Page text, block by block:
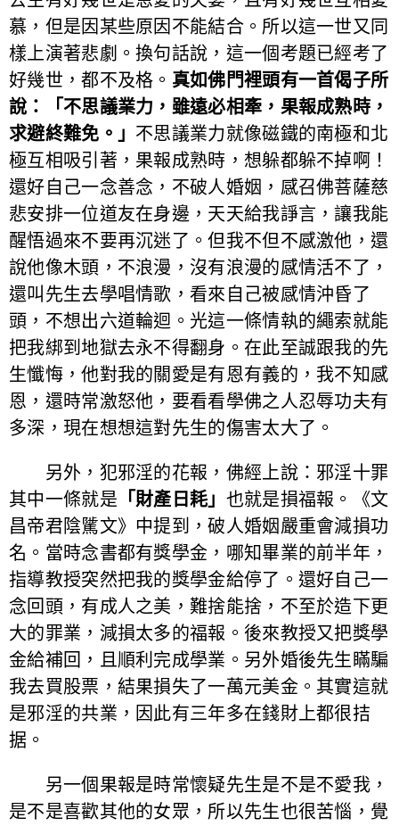
慕，但是因某些原因不能結合。所以這一世又同
樣上演著悲劇。換句話說，這一個考題已經考了
好幾世，都不及格。 真如佛門裡頭有一首偈子所
說：「不思議業力，雖遠必相牽，果報成熟時，
求避終難免。」 不思議業力就像磁鐵的南極和北
極互相吸引著，果報成熟時，想躲都躲不掉啊！
還好自己一念善念，不破人婚姻，感召佛菩薩慈
悲安排一位道友在身邊，天天給我諍言，讓我能
醒悟過來不要再沉迷了。但我不但不感激他，還
說他像木頭，不浪漫，沒有浪漫的感情活不了，
還叫先生去學唱情歌，看來自己被感情沖昏了
頭，不想出六道輪迴。光這一條情執的繩索就能
把我綁到地獄去永不得翻身。在此至誠跟我的先
生懺悔，他對我的關愛是有恩有義的，我不知感
恩，還時常激怒他，要看看學佛之人忍辱功夫有
多深，現在想想這對先生的傷害太大了。
另外，犯邪淫的花報，佛經上說：邪淫十罪
其中一條就是 「財產日耗」 也就是損福報。《文
昌帝君陰騭文》中提到，破人婚姻嚴重會減損功
名。當時念書都有獎學金，哪知畢業的前半年，
指導教授突然把我的獎學金給停了。還好自己一
念回頭，有成人之美，難捨能捨，不至於造下更
大的罪業，減損太多的福報。後來教授又把獎學
金給補回，且順利完成學業。另外婚後先生瞞騙
我去買股票，結果損失了一萬元美金。其實這就
是邪淫的共業，因此有三年多在錢財上都很拮
据。
另一個果報是時常懷疑先生是不是不愛我，
是不是喜歡其他的女眾，所以先生也很苦惱，覺